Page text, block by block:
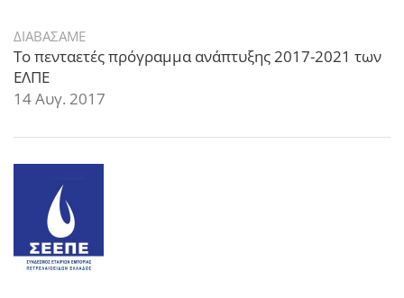
ΔΙΑΒΑΣΑΜΕ
Το πενταετές πρόγραμμα ανάπτυξης 2017-2021 των
ΕΛΠΕ
14 Αυγ. 2017